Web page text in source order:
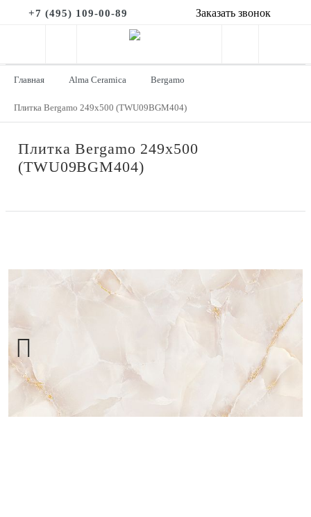
+7 (495) 109-00-89 Заказать звонок
Главная Alma Ceramica Bergamo
Плитка Bergamo 249x500 (TWU09BGM404)
Плитка Bergamo 249x500
(TWU09BGM404)
Next